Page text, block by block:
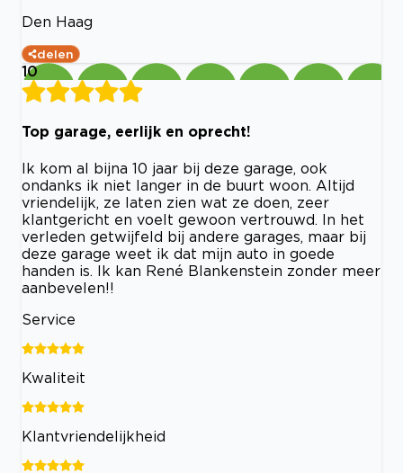
Den Haag
delen
10
Top garage, eerlijk en oprecht!
Ik kom al bijna 10 jaar bij deze garage, ook
ondanks ik niet langer in de buurt woon. Altijd
vriendelijk, ze laten zien wat ze doen, zeer
klantgericht en voelt gewoon vertrouwd. In het
verleden getwijfeld bij andere garages, maar bij
deze garage weet ik dat mijn auto in goede
handen is. Ik kan René Blankenstein zonder meer
aanbevelen!!
Service
Kwaliteit
Klantvriendelijkheid